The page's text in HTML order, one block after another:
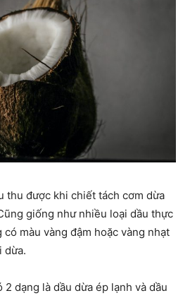
thu được khi chiết tách cơm dừa
giống như nhiều loại dầu thực
có màu vàng đậm hoặc vàng nhạt
dừa.
dạng là dầu dừa ép lạnh và dầu